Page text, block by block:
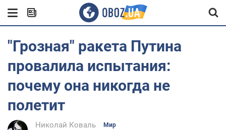
"Грозная" ракета Путина
провалила испытания:
почему она никогда не
полетит
Николай Коваль Мир